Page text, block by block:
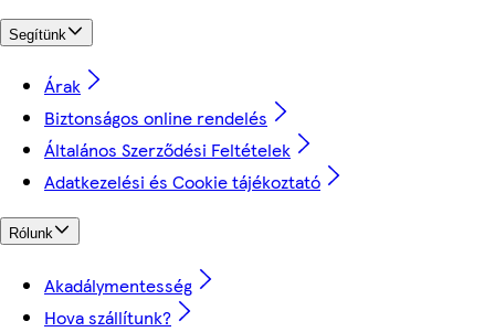
Segítünk
Árak
Biztonságos online rendelés
Általános Szerződési Feltételek
Adatkezelési és Cookie tájékoztató
Rólunk
Akadálymentesség
Hova szállítunk?